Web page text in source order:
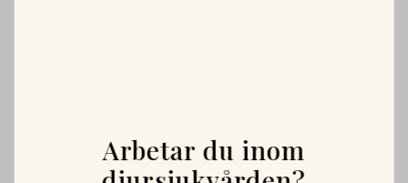
Vi söker två specialistveterinärer!
Vi befinner oss i en mycket spännande fas. Rembackens
Arbetar du inom